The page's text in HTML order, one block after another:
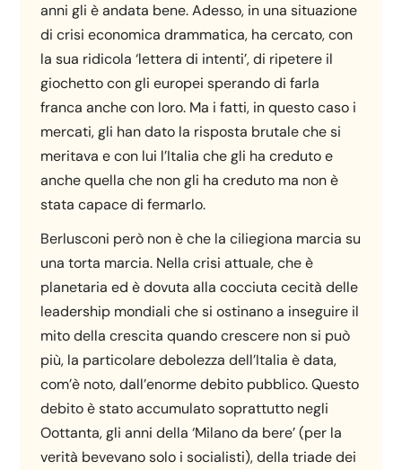
anni gli è andata bene. Adesso, in una situazione
di crisi economica drammatica, ha cercato, con
la sua ridicola ‘lettera di intenti’, di ripetere il
giochetto con gli europei sperando di farla
franca anche con loro. Ma i fatti, in questo caso i
mercati, gli han dato la risposta brutale che si
meritava e con lui l’Italia che gli ha creduto e
anche quella che non gli ha creduto ma non è
stata capace di fermarlo.
Berlusconi però non è che la ciliegiona marcia su
una torta marcia. Nella crisi attuale, che è
planetaria ed è dovuta alla cocciuta cecità delle
leadership mondiali che si ostinano a inseguire il
mito della crescita quando crescere non si può
più, la particolare debolezza dell’Italia è data,
com’è noto, dall’enorme debito pubblico. Questo
debito è stato accumulato soprattutto negli
Oottanta, gli anni della ‘Milano da bere’ (per la
verità bevevano solo i socialisti), della triade dei